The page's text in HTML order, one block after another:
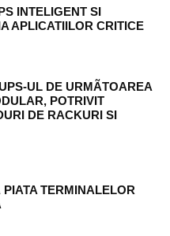
INTELIGENT SI
APLICATIILOR CRITICE
UL DE URMÃTOAREA
POTRIVIT
DE RACKURI SI
TERMINALELOR